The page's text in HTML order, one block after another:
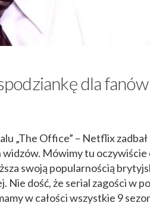
dla fanów
„The Office” – Netflix
Mówimy tu oczywiście
swoją popularnością
Nie dość, że serial zagości w
w całości wszystkie 9